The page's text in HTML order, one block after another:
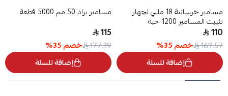
مسامير خرسانية 18 مللي لجهاز
تثبيت المسامير 1200 حبة
110
169.57 خصم35
%
إضافة للسلة
مسامير براد 50 مم 5000 قطعة
115
177.39 خصم35
%
إضافة للسلة